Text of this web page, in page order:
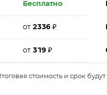
Бесплатно
от2336₽
от319₽
стоимость и срок